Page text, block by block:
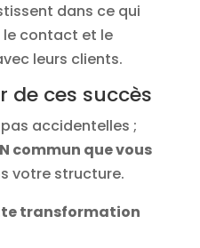
dans ce qui
contact et le
leurs clients.
de ces succès
accidentelles ;
commun que vous
votre structure.
transformation